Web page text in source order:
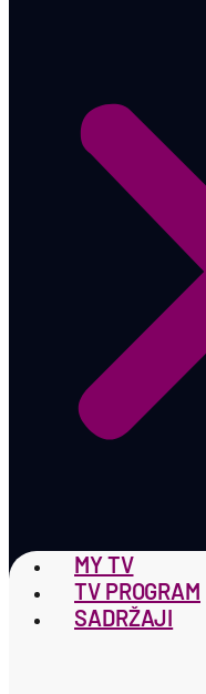
MY TV
TV PROGRAM
SADRŽAJI